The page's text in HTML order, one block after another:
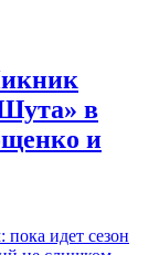
в
и
идет сезон